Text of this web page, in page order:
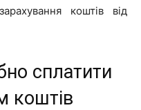
коштів від
сплатити
коштів